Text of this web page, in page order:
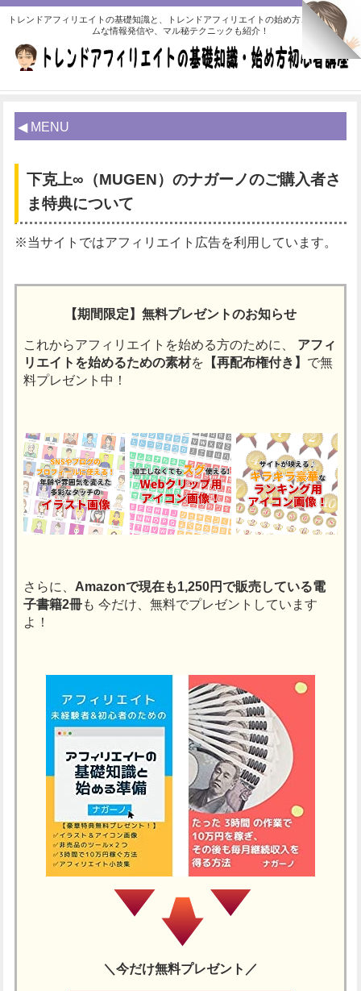
トレンドアフィリエイトの基礎知識と、トレンドアフィリエイトの始め方、リアルタイ
ムな情報発信や、マル秘テクニックも紹介！
◀ MENU
下克上∞（MUGEN）のナガーノのご購入者さ
ま特典について
※当サイトではアフィリエイト広告を利用しています。
【期間限定】無料プレゼントのお知らせ
これからアフィリエイトを始める方のために、
アフィ
リエイトを始めるための素材を 【再配布権付き】 で無
料プレゼント中！
さらに、 Amazonで現在も1,250円で販売している電
子書籍2冊も 今だけ、無料でプレゼントしています
よ！
＼今だけ無料プレゼント／